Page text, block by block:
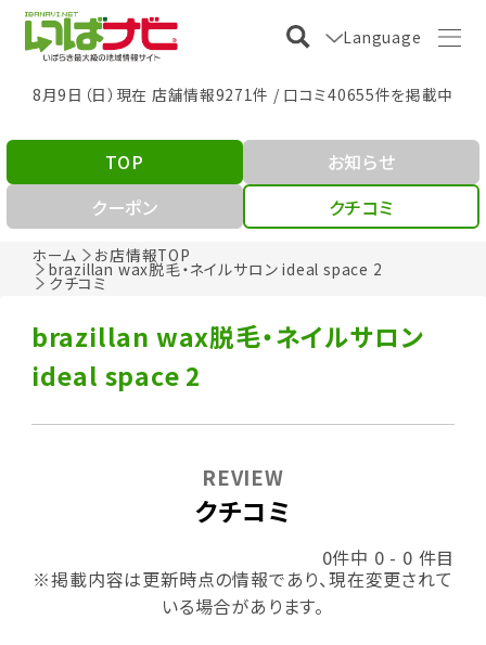
Language
8月9日（日）現在 店舗情報9271件 / 口コミ40655件を掲載中
ホーム お店情報TOP
brazillan wax脱毛・ネイルサロン ideal space 2
クチコミ
TOP
お知らせ
クーポン
クチコミ
brazillan wax脱毛・ネイルサロン
ideal space 2
クチコミ
REVIEW
0件中 0 - 0 件目
※掲載内容は更新時点の情報であり、現在変更されて
いる場合があります。